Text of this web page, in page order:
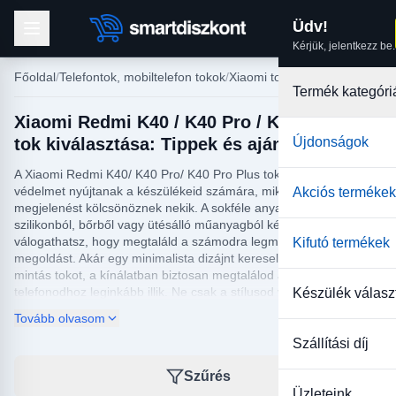
Üdv!
Kérjük, jelentkezz be.
Termék
Újdonságok
Akciós termékek
Kifutó termékek
Készülék
Szállítási díj
Főoldal Telefontok, mobiltelefon tokok Xiaomi tokok
Xiaomi Redmi K40 / K40 Pro / K40 Pro Plus
tok kiválasztása: Tippek és ajánlások
A Xiaomi Redmi K40/ K40 Pro/ K40 Pro Plus tokok kiváló
védelmet nyújtanak a készülékeid számára, miközben stílusos
megjelenést kölcsönöznek nekik. A sokféle anyagból, például
szilikonból, bőrből vagy ütésálló műanyagból készült tokok közül
válogathatsz, hogy megtaláld a számodra legmegfelelőbb
megoldást. Akár egy minimalista dizájnt keresel, akár egy színes,
mintás tokot, a kínálatban biztosan megtalálod azt, ami a
telefonodhoz leginkább illik. Ne csak a stílusod váltakozásához
extra tároló rekeszek, az elegáns kihajtható típusok vagy a
megbízható cseppálló védelmet kínáló modellek mind különböző
A Xiaomi Redmi K40/ K40 Pro/ K40 Pro Plus telefonokon egyaránt
Tovább olvasom
Szűrés